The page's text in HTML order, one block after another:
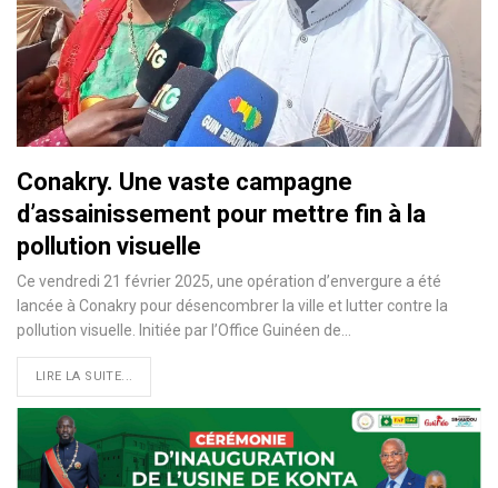
Conakry. Une vaste campagne
d’assainissement pour mettre fin à la
pollution visuelle
Ce vendredi 21 février 2025, une opération d’envergure a été
lancée à Conakry pour désencombrer la ville et lutter contre la
pollution visuelle. Initiée par l’Office Guinéen de…
LIRE LA SUITE...